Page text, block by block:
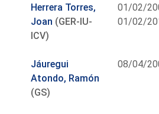
Herrera Torres,
Joan (GER-IU-
ICV)
01/02/
01/02/
Jáuregui
Atondo, Ramón
(GS)
08/04/